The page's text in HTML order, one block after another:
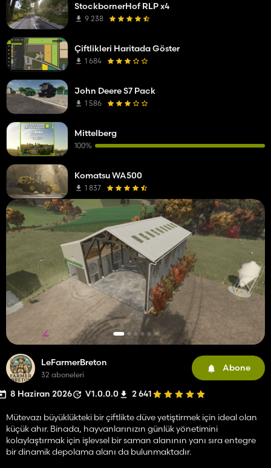
LeFarmerBreton
32 aboneleri
Abone
8 Haziran 2026 V1.0.0.0 2 641
Mütevazı büyüklükteki bir çiftlikte düve yetiştirmek için ideal olan
küçük ahır. Binada, hayvanlarınızın günlük yönetimini
kolaylaştırmak için işlevsel bir saman alanının yanı sıra entegre
bir dinamik depolama alanı da bulunmaktadır.
StockbornerHof RLP x4
9 238
Çiftlikleri Haritada Göster
1 684
John Deere S7 Pack
1 586
Mittelberg
100%
Komatsu WA500
1 837